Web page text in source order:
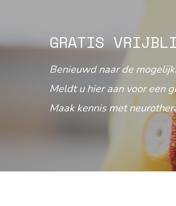
GRATIS
Benieuwd naar de
Meldt u hier aan voor een
Maak kennis met